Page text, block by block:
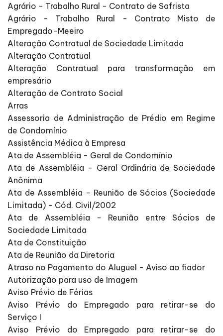
Agrário - Trabalho Rural - Contrato de Safrista
Agrário - Trabalho Rural - Contrato Misto de
Empregado-Meeiro
Alteração Contratual de Sociedade Limitada
Alteração Contratual
Alteração Contratual para transformação em
empresário
Alteração de Contrato Social
Arras
Assessoria de Administração de Prédio em Regime
de Condomínio
Assistência Médica à Empresa
Ata de Assembléia - Geral de Condomínio
Ata de Assembléia - Geral Ordinária de Sociedade
Anônima
Ata de Assembléia - Reunião de Sócios (Sociedade
Limitada) - Cód. Civil/2002
Ata de Assembléia - Reunião entre Sócios de
Sociedade Limitada
Ata de Constituição
Ata de Reunião da Diretoria
Atraso no Pagamento do Aluguel - Aviso ao fiador
Autorização para uso de Imagem
Aviso Prévio de Férias
Aviso Prévio do Empregado para retirar-se do
Serviço I
Aviso Prévio do Empregado para retirar-se do